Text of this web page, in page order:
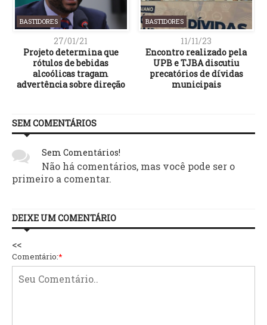
BASTIDORES
27/01/21
Projeto determina que
rótulos de bebidas
alcoólicas tragam
advertência sobre direção
BASTIDORES
11/11/23
Encontro realizado pela
UPB e TJBA discutiu
precatórios de dívidas
municipais
SEM COMENTÁRIOS
Sem Comentários!
Não há comentários, mas você pode ser o
primeiro a comentar.
DEIXE UM COMENTÁRIO
<<
Comentário:*